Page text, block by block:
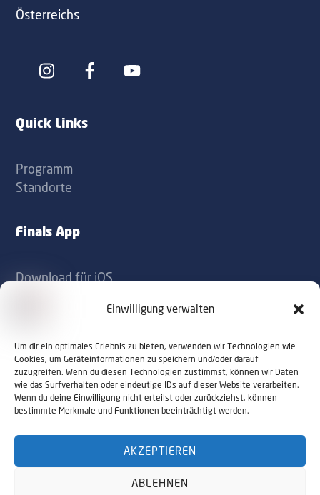
Einwilligung verwalten
Um dir ein optimales Erlebnis zu bieten, verwenden wir Technologien wie
Cookies, um Geräteinformationen zu speichern und/oder darauf
zuzugreifen. Wenn du diesen Technologien zustimmst, können wir Daten
wie das Surfverhalten oder eindeutige IDs auf dieser Website verarbeiten.
Wenn du deine Einwilligung nicht erteilst oder zurückziehst, können
bestimmte Merkmale und Funktionen beeinträchtigt werden.
AKZEPTIEREN
ABLEHNEN
Österreichs
Icon
Icon
Quick Links
Programm
Standorte
Finals App
Download für iOS
Kontakt
office@sportaustriafinals.at
+43 1 504 44 55
© 2026 Sport Austria Finals. Alle Rechte
vorbehalten. Webdesign by